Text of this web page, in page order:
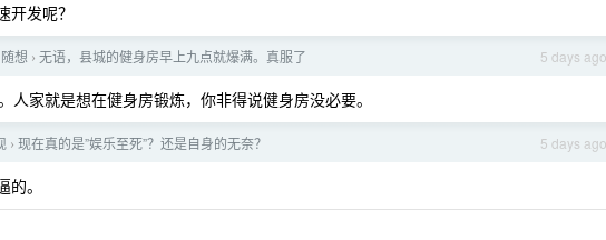
开发呢？
5 days ago
随想 › 无语，县城的健身房早上九点就爆满。真服了
人家就是想在健身房锻炼，你非得说健身房没必要。
5 days ago
› 现在真的是”娱乐至死”？还是自身的无奈？
。